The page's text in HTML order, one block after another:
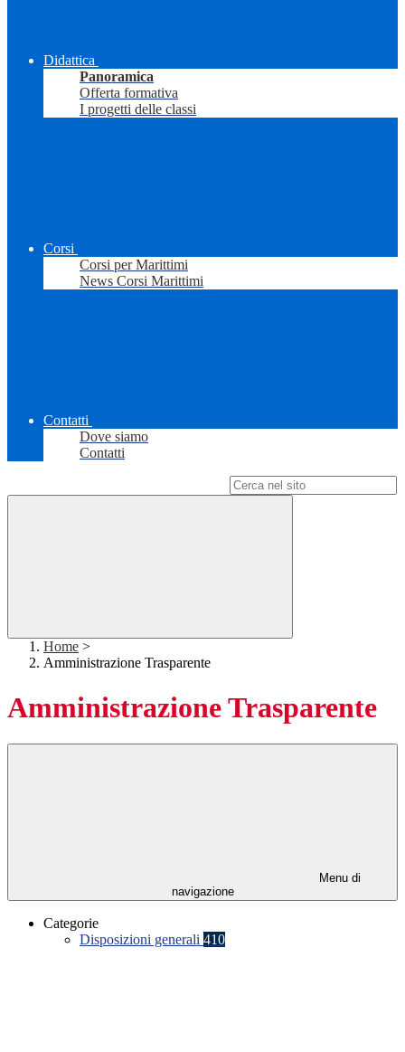
Didattica
Panoramica
Offerta formativa
I progetti delle classi
Corsi
Corsi per Marittimi
News Corsi Marittimi
Contatti
Dove siamo
Contatti
Home >
Amministrazione Trasparente
Amministrazione Trasparente
Menu di
navigazione
Categorie
Disposizioni generali 410